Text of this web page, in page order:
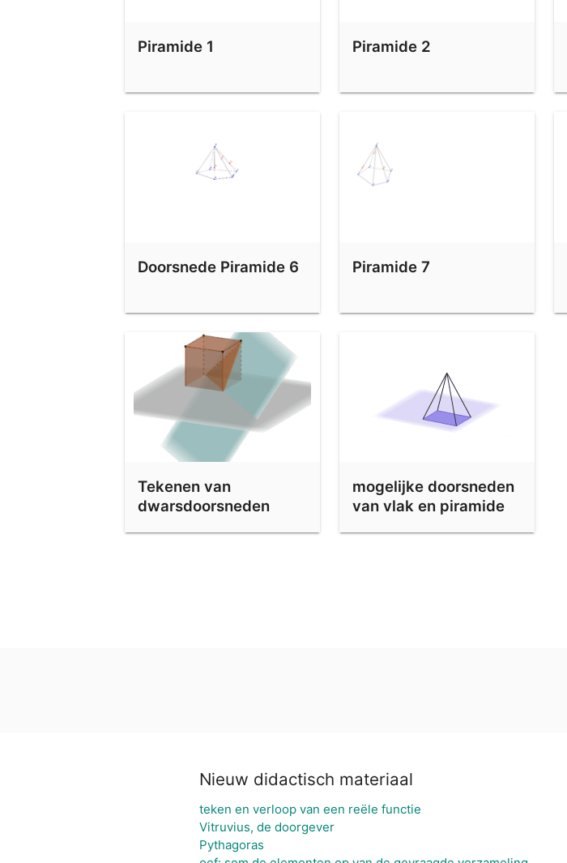
Piramide 1 Piramide 2
Doorsnede Piramide 6 Piramide 7
Tekenen van
dwarsdoorsneden
mogelijke doorsneden
van vlak en piramide
Nieuw didactisch materiaal
teken en verloop van een reële functie
Vitruvius, de doorgever
Pythagoras